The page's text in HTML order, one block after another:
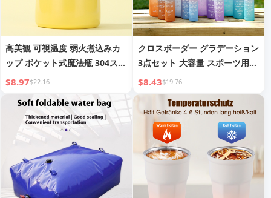
高美観 可視温度 弱火煮込みカ
ップ ポケット式魔法瓶 304ステ
ンレス製煮込みポット 小型スマ
ート煮込み缶
$8.97$22.16
クロスボーダー グラデーション
3点セット 大容量 スポーツ用コ
ールドケトル アウトドア ポー
タブル スペースカップ ウォー
ターボトル
$8.43$19.76